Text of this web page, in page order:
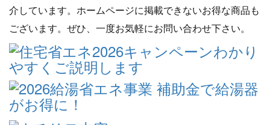
介しています。ホームページに掲載できないお得な商品も
ございます。ぜひ、一度お気軽にお問い合わせ下さい。